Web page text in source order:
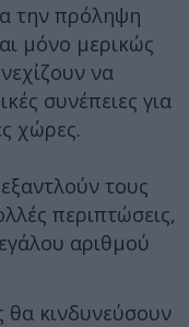
την πρόληψη
μόνο μερικώς
να
συνέπειες για
χώρες.
τους
περιπτώσεις,
αριθμού
θα κινδυνεύσουν